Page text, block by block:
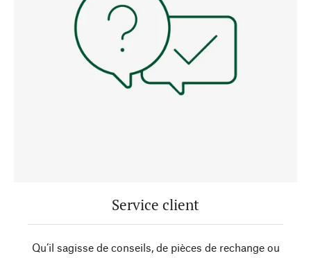
Service client
Qu’il sagisse de conseils, de pièces de rechange ou